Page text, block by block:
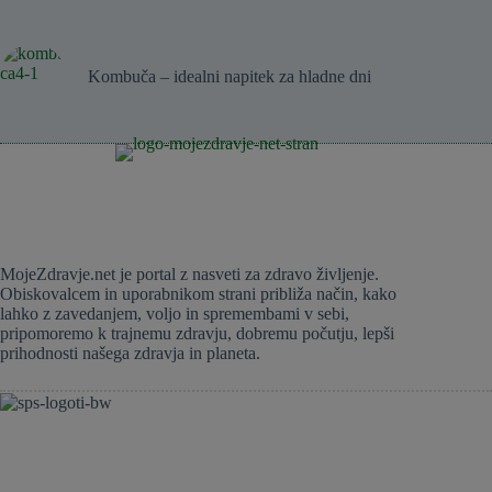
Kombuča – idealni napitek za hladne dni
MojeZdravje.net je portal z nasveti za zdravo življenje.
Obiskovalcem in uporabnikom strani približa način, kako
lahko z zavedanjem, voljo in spremembami v sebi,
pripomoremo k trajnemu zdravju, dobremu počutju, lepši
prihodnosti našega zdravja in planeta.